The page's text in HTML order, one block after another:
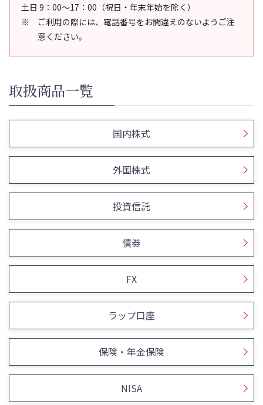
土日 9：00～17：00（祝日・年末年始を除く）
ご利用の際には、電話番号をお間違えのないようご注
意ください。
取扱商品一覧
国内株式
外国株式
投資信託
債券
FX
ラップ口座
保険・年金保険
NISA